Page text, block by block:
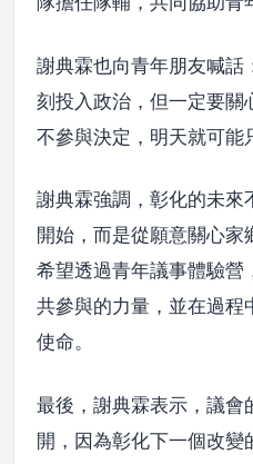
謝典霖也向青年朋友喊話
刻投入政治，但一定要關
不參與決定，明天就可能
謝典霖強調，彰化的未來
開始，而是從願意關心家
希望透過青年議事體驗營
共參與的力量，並在過程
使命。
最後，謝典霖表示，議會
開，因為彰化下一個改